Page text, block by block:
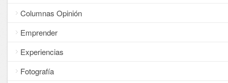
Columnas Opinión
Emprender
Experiencias
Fotografía